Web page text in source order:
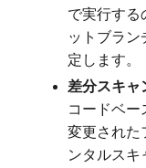
で実行する
ットブラン
定します。
差分スキャ
コードベー
変更された
ンタルスキ